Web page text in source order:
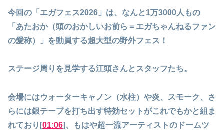
今回の「エガフェス2026」は、なんと1万3000人もの
「あたおか（頭のおかしいお前ら＝エガちゃんねるファン
の愛称）」を動員する超大型の野外フェス！
ステージ周りを見学する江頭さんとスタッフたち。
会場にはウォーターキャノン（水柱）や炎、スモーク、さ
らには銀テープを打ち出す特効セットがこれでもかと組ま
れており[01:06]、もはや超一流アーティストのドームツ